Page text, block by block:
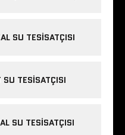
SU TESISATÇISI
SU TESISATÇISI
SU TESISATÇISI